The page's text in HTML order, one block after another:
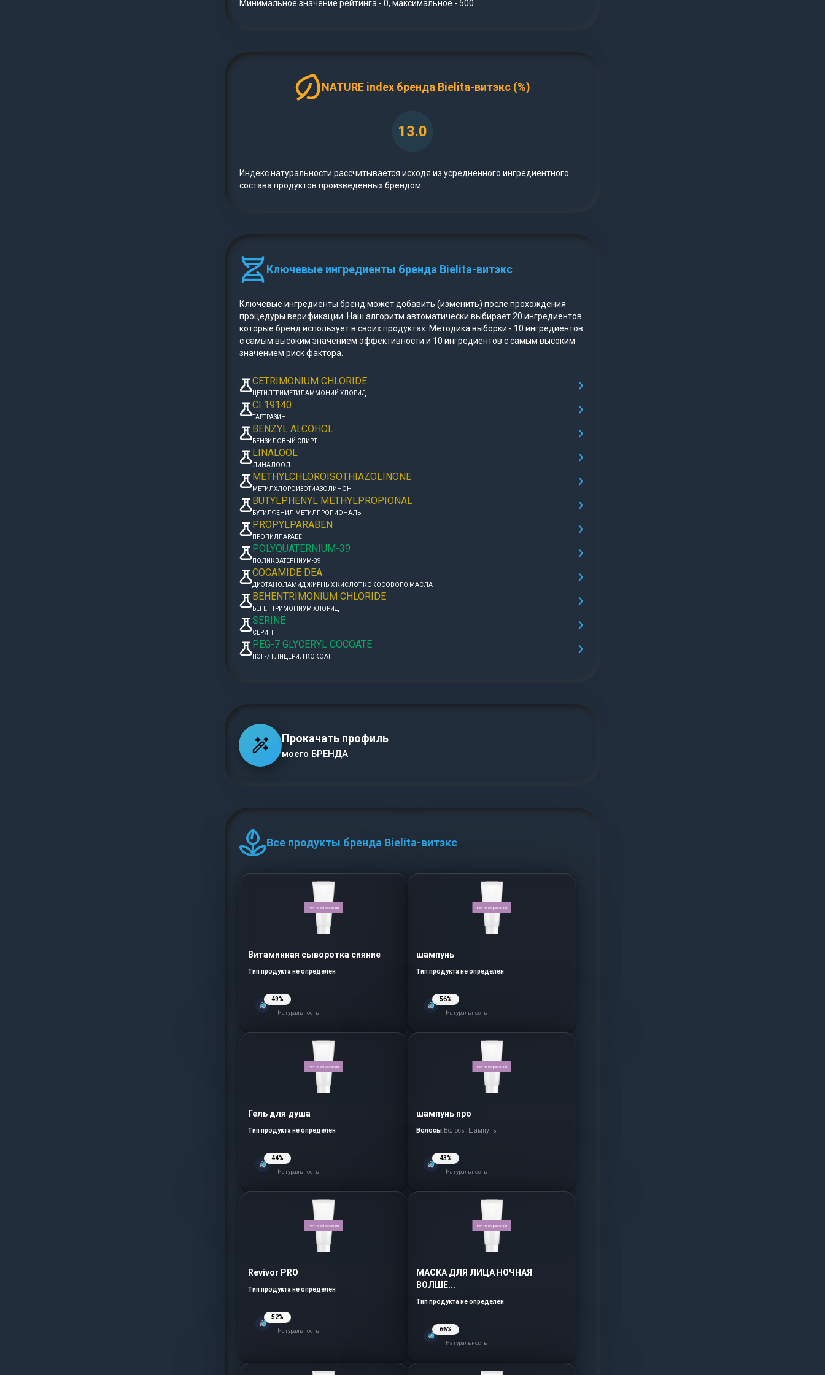
Минимальное значение рейтинга - 0, максимальное - 500
NATURE index бренда Bielita-витэкс (%)
13.0
Индекс натуральности рассчитывается исходя из усредненного ингредиентного
состава продуктов произведенных брендом.
Ключевые ингредиенты бренда Bielita-витэкс
Ключевые ингредиенты бренд может добавить (изменить) после прохождения
процедуры верификации. Наш алгоритм автоматически выбирает 20 ингредиентов
которые бренд использует в своих продуктах. Методика выборки - 10 ингредиентов
с самым высоким значением эффективности и 10 ингредиентов с самым высоким
значением риск фактора.
CETRIMONIUM CHLORIDE
ЦЕТИЛТРИМЕТИЛАММОНИЙ ХЛОРИД
CI 19140
ТАРТРАЗИН
BENZYL ALCOHOL
БЕНЗИЛОВЫЙ СПИРТ
LINALOOL
ЛИНАЛООЛ
METHYLCHLOROISOTHIAZOLINONE
МЕТИЛХЛОРОИЗОТИАЗОЛИНОН
BUTYLPHENYL METHYLPROPIONAL
БУТИЛФЕНИЛ МЕТИЛПРОПИОНАЛЬ
PROPYLPARABEN
ПРОПИЛПАРАБЕН
POLYQUATERNIUM-39
ПОЛИКВАТЕРНИУМ-39
COCAMIDE DEA
ДИЭТАНОЛАМИД ЖИРНЫХ КИСЛОТ КОКОСОВОГО МАСЛА
BEHENTRIMONIUM CHLORIDE
БЕГЕНТРИМОНИУМ ХЛОРИД
SERINE
СЕРИН
PEG-7 GLYCERYL COCOATE
ПЭГ-7 ГЛИЦЕРИЛ КОКОАТ
Прокачать профиль
моего БРЕНДА
Все продукты бренда Bielita-витэкс
Нет изображения
Витаминная сыворотка сияние
Тип продукта не определен
49%
Натуральность
Нет изображения
шампунь
Тип продукта не определен
56%
Натуральность
Нет изображения
Гель для душа
Тип продукта не определен
44%
Натуральность
Нет изображения
шампунь про
Волосы: Волосы: Шампунь
43%
Натуральность
Нет изображения
Revivor PRO
Тип продукта не определен
52%
Натуральность
Нет изображения
МАСКА ДЛЯ ЛИЦА НОЧНАЯ
ВОЛШЕ...
Тип продукта не определен
66%
Натуральность